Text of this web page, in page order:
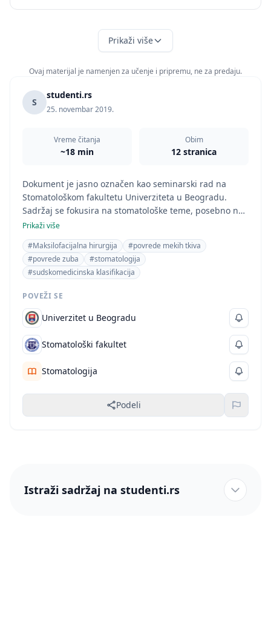
Prikaži više
Ovaj materijal je namenjen za učenje i pripremu, ne za predaju.
S
studenti.rs
25. novembar 2019.
Vreme čitanja
~18 min
Obim
12 stranica
Dokument je jasno označen kao seminarski rad na
Stomatološkom fakultetu Univerziteta u Beogradu.
Sadržaj se fokusira na stomatološke teme, posebno na
povrede zuba i maksilofacijalne regije, uključujući
anatomiju, klasifikaciju povreda i sudskomedicinski
aspekt. Detaljna obrada anatomije parodoncijuma i
klasifikacija preloma kostiju, kao i analiza
sudskomedicinskog veštačenja, ukazuju na seminarski
rad iz oblasti stomatologije, specifično maksilofacijalne
Prikaži više
#Maksilofacijalna hirurgija
#povrede mekih tkiva
#povrede zuba
#stomatologija
#sudskomedicinska klasifikacija
POVEŽI SE
Univerzitet u Beogradu
Stomatološki fakultet
Stomatologija
Podeli
Istraži sadržaj na studenti.rs